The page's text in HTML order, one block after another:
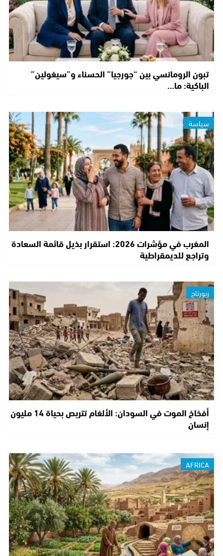
تبون الرومانسي بين “جورجيا” الحسناء و”سيغولين”
الباكية: ما…
سياسة
المغرب في مؤشرات 2026: استقرار بذيل قائمة السعادة
وتراجع للديمقراطية
ربورتاج
أفخاخ الموت في السودان: الألغام تتربص بحياة 14 مليون
إنسان
AFRICA